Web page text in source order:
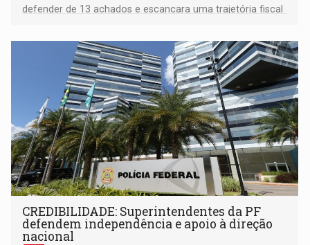
defender de 13 achados e escancara uma trajetória fiscal
mandato
CREDIBILIDADE: Superintendentes da PF
defendem independência e apoio à direção
nacional